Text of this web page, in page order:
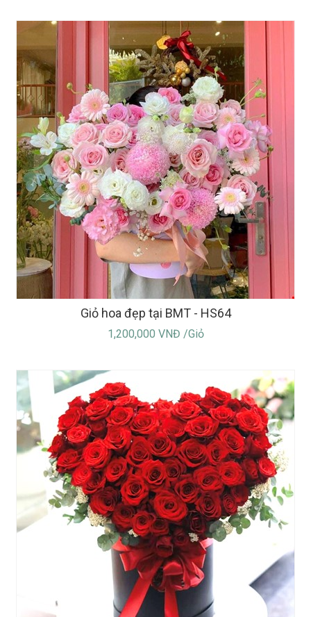
Giỏ hoa đẹp tại BMT - HS64
1,200,000 VNĐ /Giỏ